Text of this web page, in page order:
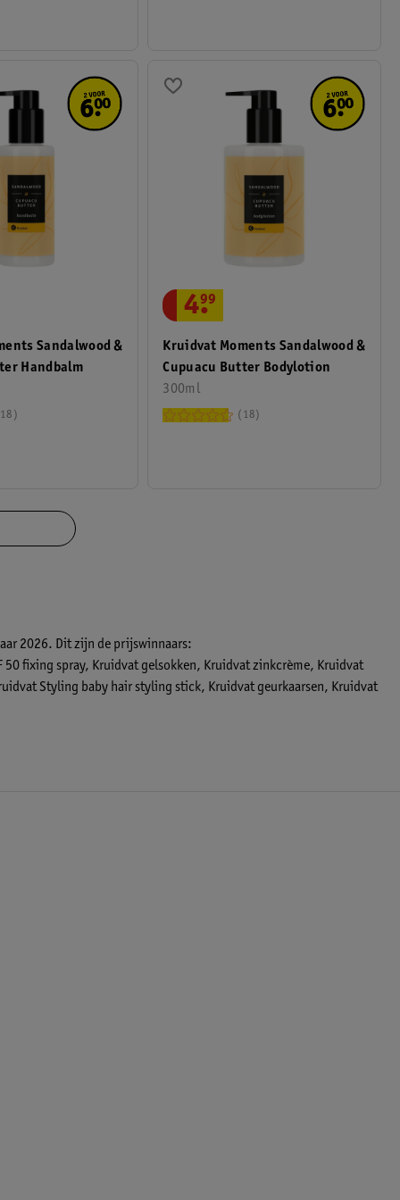
Sandalwood &
Handbalm
18
Kruidvat Moments Sandalwood &
Cupuacu Butter Bodylotion
300ml
4.
99
18
2026. Dit zijn de prijswinnaars:
fixing spray, Kruidvat gelsokken, Kruidvat zinkcrème, Kruidvat
Styling baby hair styling stick, Kruidvat geurkaarsen, Kruidvat